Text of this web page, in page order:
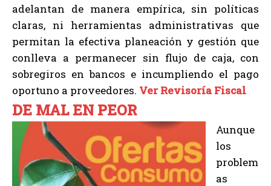
adelantan de manera empírica, sin políticas
claras, ni herramientas administrativas que
permitan la efectiva planeación y gestión que
conlleva a permanecer sin flujo de caja, con
sobregiros en bancos e incumpliendo el pago
oportuno a proveedores. Ver Revisoría Fiscal
DE MAL EN PEOR
Aunque
los
problem
as